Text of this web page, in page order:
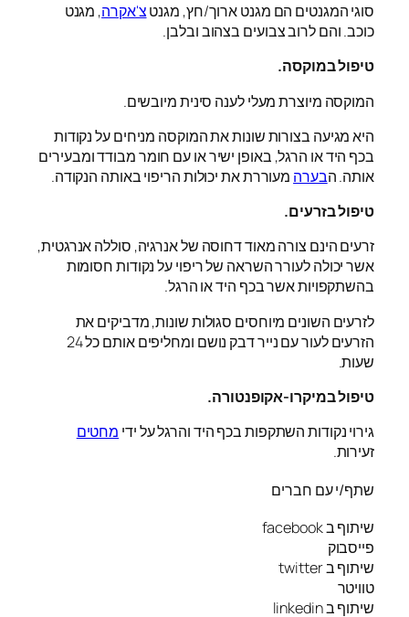
סוגי המגנטים הם מגנט ארוך/חץ, מגנטצ'אקרה, מגנט
כוכב. והם לרוב צבועים בצהוב ובלבן.
טיפול במוקסה.
המוקסה מיוצרת מעלי לענה סינית מיובשים.
היא מגיעה בצורות שונות את המוקסה מניחים על נקודות
בכף היד או הרגל, באופן ישיר או עם חומר מבודד ומבעירים
אותה. הבערה מעוררת את יכולות הריפוי באותה הנקודה.
טיפול בזרעים.
זרעים הינם צורה מאוד דחוסה של אנרגיה, סוללה אנרגטית,
אשר יכולה לעורר השראה של ריפוי על נקודות חסומות
בהשתקפויות אשר בכף היד או הרגל.
לזרעים השונים מיוחסים סגולות שונות, מדביקים את
הזרעים לעור עם נייר דבק נושם ומחליפים אותם כל 24
שעות.
טיפול במיקרו-אקופנטורה.
גירוי נקודות השתקפות בכף היד והרגל על ידי מחטים
זעירות.
שתף/י עם חברים
שיתוף ב facebook
פייסבוק
שיתוף ב twitter
טוויטר
שיתוף ב linkedin